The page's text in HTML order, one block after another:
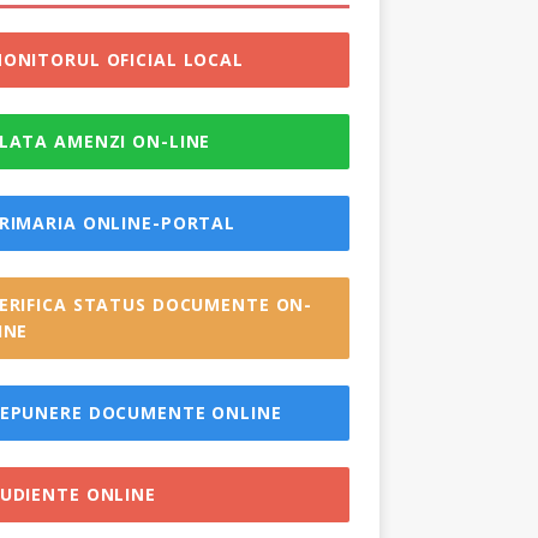
OFICIAL LOCAL
AMENZI ON-LINE
ONLINE-PORTAL
STATUS DOCUMENTE ON-
DOCUMENTE ONLINE
ONLINE